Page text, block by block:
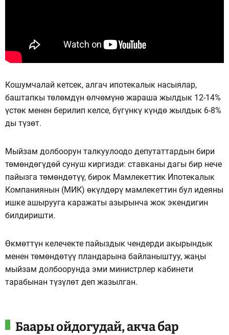
Кошумчалай кетсек, алгач ипотекалык насыялар,
баштапкы төлөмдүн өлчөмүнө жараша жылдык 12-14%
үстөк менен берилип келсе, бүгүнкү күндө жылдык 6-8%
ды түзөт.
Мыйзам долбоорун талкуулоодо депутаттардын бири
төмөндөгүдөй сунуш киргизди: ставканы дагы бир нече
пайызга төмөндөтүү, бирок Мамлекеттик Ипотекалык
Компаниянын (МИК) өкүлдөрү мамлекеттин бул идеяны
ишке ашырууга каражаты азырынча жок экендигин
билдиришти.
Өкмөттүн келечекте пайыздык чендерди акырындык
менен төмөндөтүү пландарына байланыштуу, жаңы
мыйзам долбоорунда эми министрлер кабинети
тарабынан түзүлөт деп жазылган.
Баары ойдогудай, акча бар